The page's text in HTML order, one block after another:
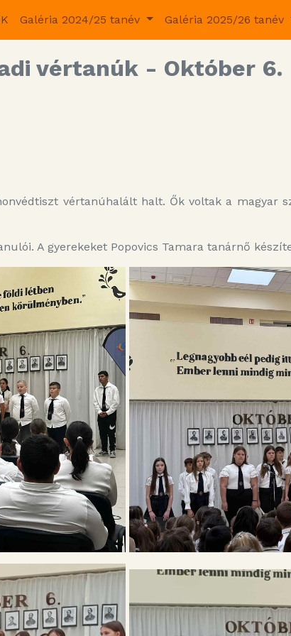
Galéria 2024/25 tanév Galéria 2025/26 tanév
vértanúk - Október 6.
vértanúhalált halt. Ők voltak a magyar
A gyerekeket Popovics Tamara tanárnő